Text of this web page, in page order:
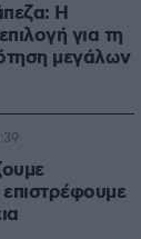
Η
για τη
μεγάλων